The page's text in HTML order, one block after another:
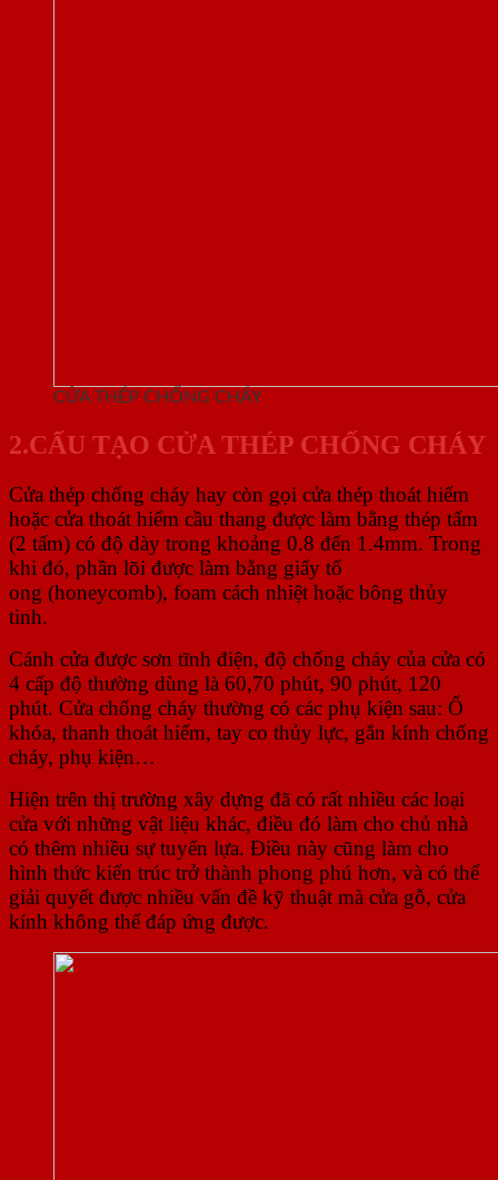
CỬA THÉP CHỐNG CHÁY
2.CẤU TẠO CỬA THÉP CHỐNG CHÁY
Cửa thép chống cháy hay còn gọi cửa thép thoát hiểm
hoặc cửa thoát hiểm cầu thang được làm bằng thép tấm
(2 tấm) có độ dày trong khoảng 0.8 đến 1.4mm. Trong
khi đó, phần lõi được làm bằng giấy tổ
ong (honeycomb), foam cách nhiệt hoặc bông thủy
tinh.
Cánh cửa được sơn tĩnh điện, độ chống cháy của cửa có
4 cấp độ thường dùng là 60,70 phút, 90 phút, 120
phút. Cửa chống cháy thường có các phụ kiện sau: Ổ
khóa, thanh thoát hiểm, tay co thủy lực, gắn kính chống
cháy, phụ kiện…
Hiện trên thị trường xây dựng đã có rất nhiều các loại
cửa với những vật liệu khác, điều đó làm cho chủ nhà
có thêm nhiều sự tuyển lựa. Điều này cũng làm cho
hình thức kiến trúc trở thành phong phú hơn, và có thể
giải quyết được nhiều vấn đề kỹ thuật mà cửa gỗ, cửa
kính không thể đáp ứng được.